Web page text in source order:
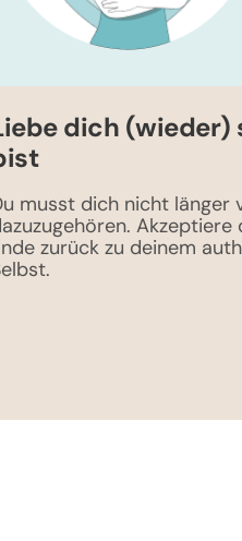
dich (wieder)
musst dich nicht länger
zurück zu deinem